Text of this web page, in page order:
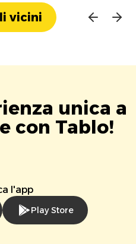
vicini
unica a
con Tablo!
l'app
Play Store